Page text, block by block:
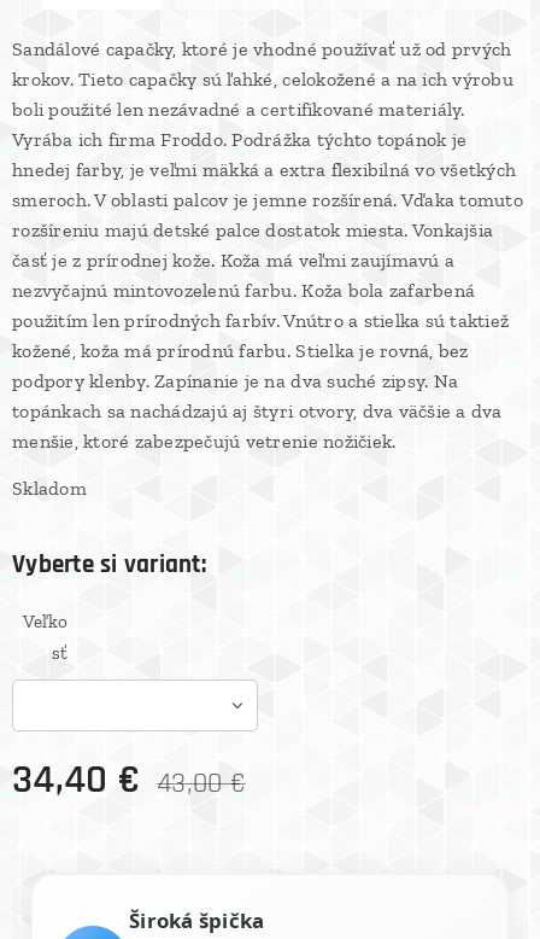
Sandálové capačky, ktoré je vhodné používať už od prvých
krokov. Tieto capačky sú ľahké, celokožené a na ich výrobu
boli použité len nezávadné a certifikované materiály.
Vyrába ich firma Froddo. Podrážka týchto topánok je
hnedej farby, je veľmi mäkká a extra flexibilná vo všetkých
smeroch. V oblasti palcov je jemne rozšírená. Vďaka tomuto
rozšíreniu majú detské palce dostatok miesta. Vonkajšia
časť je z prírodnej kože. Koža má veľmi zaujímavú a
nezvyčajnú mintovozelenú farbu. Koža bola zafarbená
použitím len prírodných farbív. Vnútro a stielka sú taktiež
kožené, koža má prírodnú farbu. Stielka je rovná, bez
podpory klenby. Zapínanie je na dva suché zipsy. Na
topánkach sa nachádzajú aj štyri otvory, dva väčšie a dva
menšie, ktoré zabezpečujú vetrenie nožičiek.
Skladom
Vyberte si variant:
Veľko
sť
34,40 € 43,00€
Široká špička